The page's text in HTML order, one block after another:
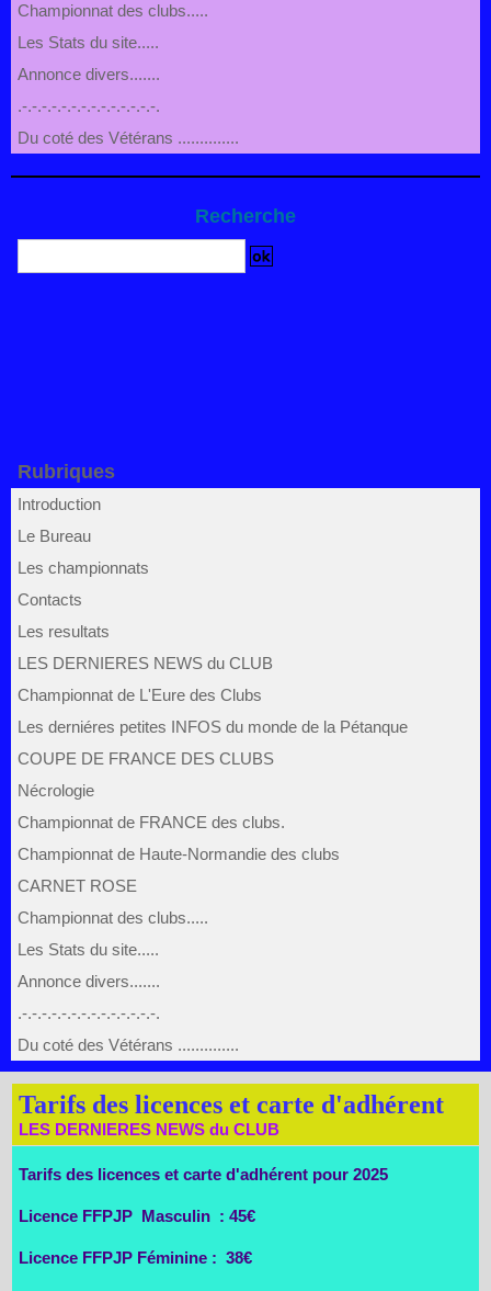
Championnat des clubs.....
Les Stats du site.....
Annonce divers.......
.-.-.-.-.-.-.-.-.-.-.-.-.-.-.
Du coté des Vétérans ..............
Recherche
Rubriques
Introduction
Le Bureau
Les championnats
Contacts
Les resultats
LES DERNIERES NEWS du CLUB
Championnat de L'Eure des Clubs
Les derniéres petites INFOS du monde de la Pétanque
COUPE DE FRANCE DES CLUBS
Nécrologie
Championnat de FRANCE des clubs.
Championnat de Haute-Normandie des clubs
CARNET ROSE
Championnat des clubs.....
Les Stats du site.....
Annonce divers.......
.-.-.-.-.-.-.-.-.-.-.-.-.-.-.
Du coté des Vétérans ..............
Tarifs des licences et carte d'adhérent
LES DERNIERES NEWS du CLUB
Tarifs des licences et carte d'adhérent pour 2025
Licence FFPJP Masculin : 45€
Licence FFPJP Féminine : 38€